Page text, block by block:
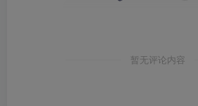
暂无评论内容